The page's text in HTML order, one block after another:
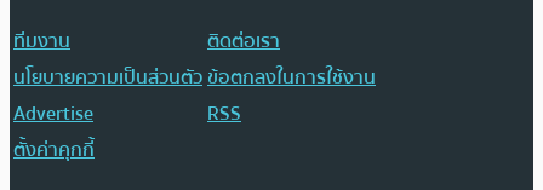
ทีมงาน
ติดต่อเรา
นโยบายความเป็นส่วนตัวข้อตกลงในการใช้งาน
Advertise
RSS
ตั้งค่าคุกกี้